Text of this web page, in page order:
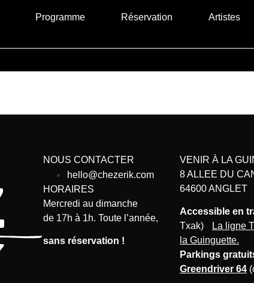
Programme Réservation Artistes
NOUS CONTACTER
hello@chezerik.com
HORAIRES
Mercredi au dimanche
de 17h à 1h. Toute l’année,
sans réservation !
VENIR À LA
8 ALLEE DU
64600 ANGLET
Accessible en
Txak)
La ligne
la Guinguette.
Parkings
Greendriver 64